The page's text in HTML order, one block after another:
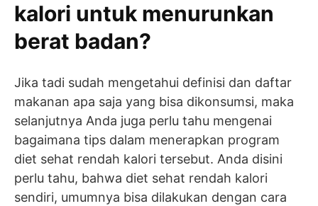
kalori untuk menurunkan
berat badan?
Jika tadi sudah mengetahui definisi dan daftar
makanan apa saja yang bisa dikonsumsi, maka
selanjutnya Anda juga perlu tahu mengenai
bagaimana tips dalam menerapkan program
diet sehat rendah kalori tersebut. Anda disini
perlu tahu, bahwa diet sehat rendah kalori
sendiri, umumnya bisa dilakukan dengan cara